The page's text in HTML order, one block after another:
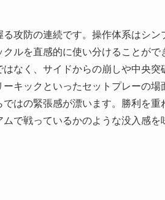
攻防の連続です。操作体系はシン
ルを直感的に使い分けることがで
なく、サイドからの崩しや中央突
キックといったセットプレーの場
はの緊張感が漂います。勝利を重
で戦っているかのような没入感を